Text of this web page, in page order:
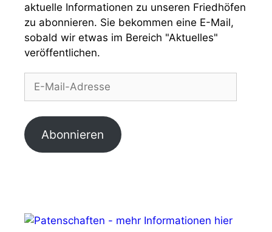
aktuelle Informationen zu unseren Friedhöfen
zu abonnieren. Sie bekommen eine E-Mail,
sobald wir etwas im Bereich "Aktuelles"
veröffentlichen.
Mail-
Abonnieren